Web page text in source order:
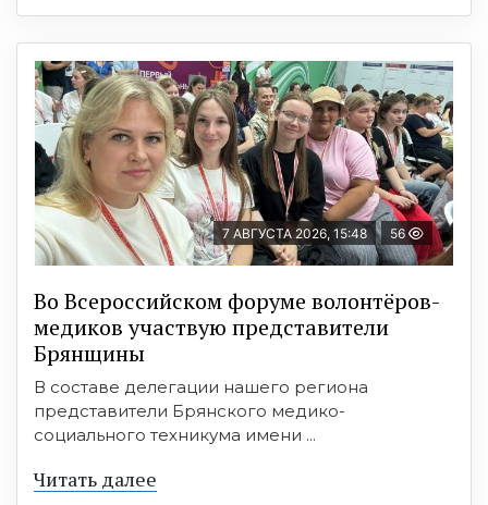
7 АВГУСТА 2026, 15:48 56
Во Всероссийском форуме волонтёров-
медиков участвую представители
Брянщины
В составе делегации нашего региона
представители Брянского медико-
социального техникума имени ...
Читать далее